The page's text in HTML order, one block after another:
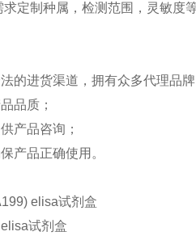
定制种属，检测范围，灵敏度
的进货渠道，拥有众多代理品牌
品质；
产品咨询；
产品正确使用。
elisa试剂盒
试剂盒